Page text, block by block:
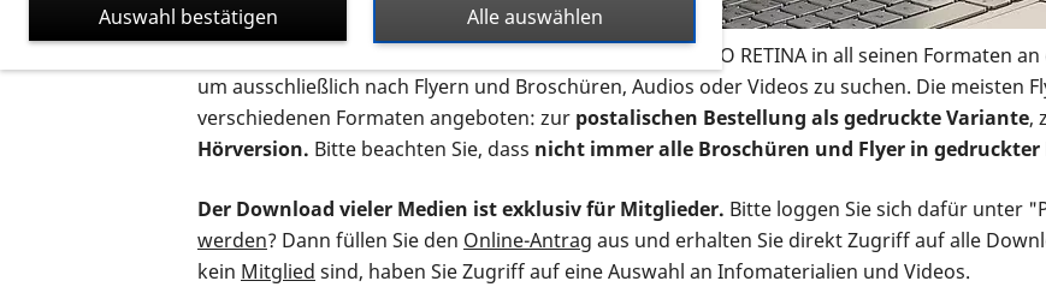
Auf dieser Seite finden Sie sämtliches Infomaterial der PRO RETINA in all seinen Formaten
um ausschließlich nach Flyern und Broschüren, Audios oder Videos zu suchen. Die meisten
verschiedenen Formaten angeboten: zur postalischen Bestellung als gedruckte Variante,
Hörversion. Bitte beachten Sie, dass nicht immer alle Broschüren und Flyer in
Der Download vieler Medien ist exklusiv für Mitglieder. Bitte loggen Sie sich dafür unter
werden? Dann füllen Sie den Online-Antrag aus und erhalten Sie direkt Zugriff auf alle
kein Mitglied sind, haben Sie Zugriff auf eine Auswahl an Infomaterialien und Videos.
Alle auswählen
Auswahl bestätigen